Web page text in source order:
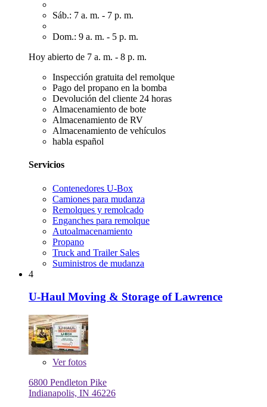
Sáb.: 7 a. m. - 7 p. m.
Dom.: 9 a. m. - 5 p. m.
Hoy abierto de 7 a. m. - 8 p. m.
Inspección gratuita del remolque
Pago del propano en la bomba
Devolución del cliente 24 horas
Almacenamiento de bote
Almacenamiento de RV
Almacenamiento de vehículos
habla español
Servicios
Contenedores U-Box
Camiones para mudanza
Remolques y remolcado
Enganches para remolque
Autoalmacenamiento
Propano
Truck and Trailer Sales
Suministros de mudanza
4
U-Haul Moving & Storage of Lawrence
Verfotos
6800 Pendleton Pike
Indianapolis, IN 46226